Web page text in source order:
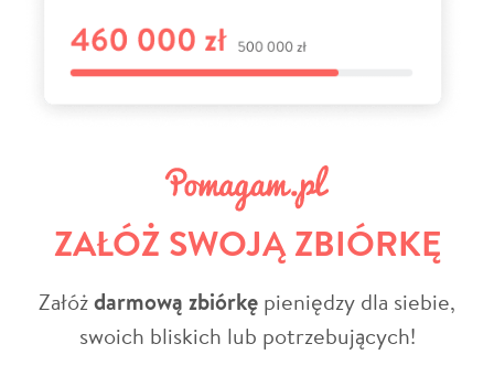
ZAŁÓŻ SWOJĄ ZBIÓRKĘ
Załóżdarmową zbiórkę pieniędzy dla siebie,
swoich bliskich lub potrzebujących!